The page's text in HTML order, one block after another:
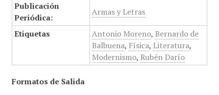
Publicación
Periódica:
Armas y Letras
Etiquetas Antonio Moreno, Bernardo de
Balbuena, Física, Literatura,
Modernismo, Rubén Darío
Formatos de Salida